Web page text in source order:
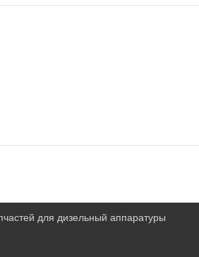
для дизельный аппаратуры